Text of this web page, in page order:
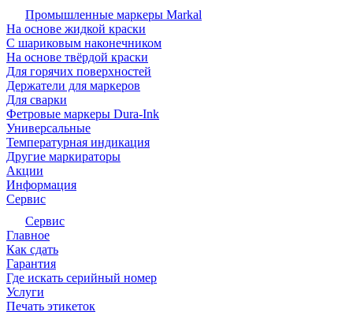
Промышленные маркеры Markal
На основе жидкой краски
С шариковым наконечником
На основе твёрдой краски
Для горячих поверхностей
Держатели для маркеров
Для сварки
Фетровые маркеры Dura-Ink
Универсальные
Температурная индикация
Другие маркираторы
Акции
Информация
Сервис
Сервис
Главное
Как сдать
Гарантия
Где искать серийный номер
Услуги
Печать этикеток